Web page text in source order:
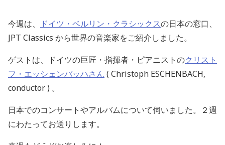
今週は、 ドイツ・ベルリン・クラシックスの日本の窓口、
JPT Classics から世界の音楽家をご紹介しました。
ゲストは、ドイツの巨匠・指揮者・ピアニストのクリスト
フ・エッシェンバッハさん ( Christoph ESCHENBACH,
conductor ) 。
日本でのコンサートやアルバムについて伺いました。
２週
にわたってお送りします。